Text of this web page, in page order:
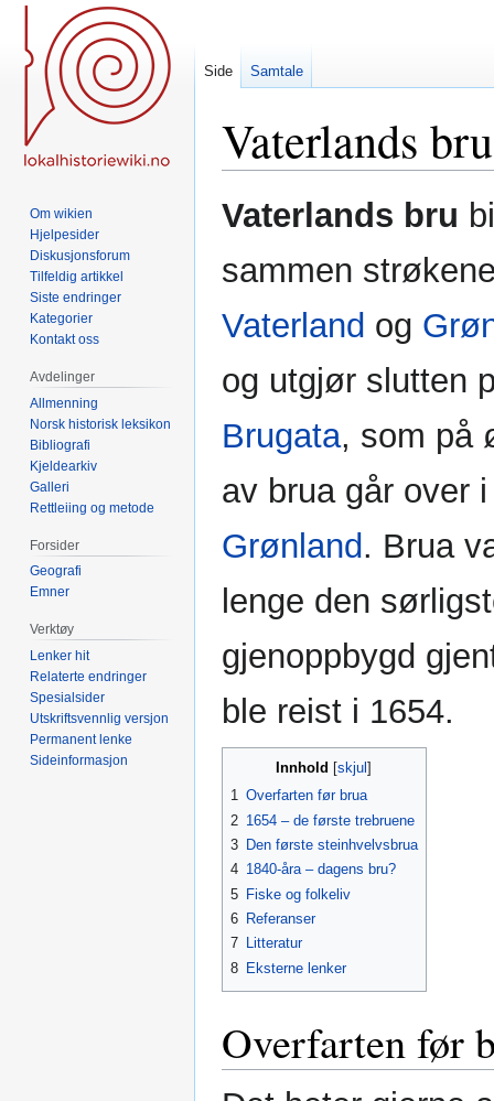
Vaterlands
Hopp
til
Hopp
til
Vaterlands bru
sammen
Vaterland og
og utgjør slutten
Brugata, som på
av brua går over
Grønland. Brua
lenge den
gjenoppbygd
ble reist i 1654.
Innhold
1 Overfarten før brua
2 1654 – de første trebruene
3 Den første steinhvelvsbrua
4 1840-åra – dagens bru?
5 Fiske og folkeliv
6 Referanser
7 Litteratur
8 Eksterne lenker
Overfarten før
Side Samtale
Om wikien
Hjelpesider
Diskusjonsforum
Tilfeldig artikkel
Siste endringer
Kategorier
Kontakt oss
Avdelinger
Allmenning
Norsk historisk leksikon
Bibliografi
Kjeldearkiv
Galleri
Rettleiing og metode
Forsider
Geografi
Emner
Verktøy
Lenker hit
Relaterte endringer
Spesialsider
Utskriftsvennlig versjon
Permanent lenke
Sideinformasjon